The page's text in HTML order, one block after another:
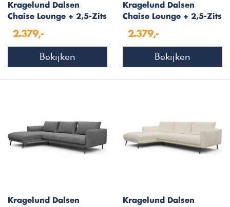
Kragelund Dalsen
Chaise Lounge + 2,5-Zits
2.379,-
Bekijken
Kragelund Dalsen
Chaise Lounge + 2,5-Zits
2.379,-
Bekijken
Kragelund Dalsen
Kragelund Dalsen